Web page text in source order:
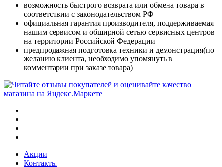
возможность быстрого возврата или обмена товара в
соответствии с законодательством РФ
официальная гарантия производителя, поддерживаемая
нашим сервисом и обширной сетью сервисных центров
на территории Российской Федерации
предпродажная подготовка техники и демонстрация(по
желанию клиента, необходимо упомянуть в
комментарии при заказе товара)
Акции
Контакты